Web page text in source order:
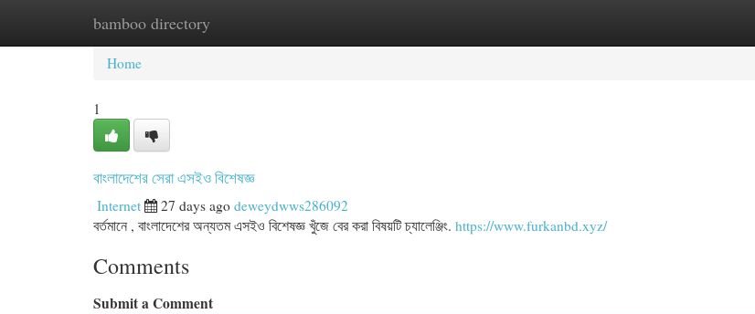
bamboo directory
Home New Site Listings
Home
1
বাংলাদেশের সেরা এসইও বিশেষজ্ঞ
Internet 27 days ago deweydwws286092
বর্তমানে , বাংলাদেশের অন্যতম এসইও বিশেষজ্ঞ খুঁজে বের করা বিষয়টি চ্যালেঞ্জিং. https://www.furkanbd.xyz/
Comments
Submit a Comment